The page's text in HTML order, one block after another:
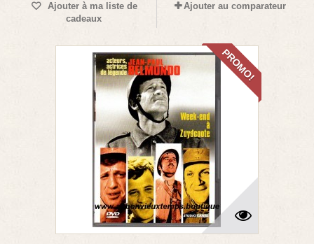
Ajouter à ma liste de
cadeaux
Ajouter au comparateur
PROMO!